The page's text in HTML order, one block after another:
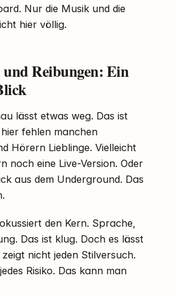
Nur die Musik und die
hier völlig.
und Reibungen: Ein
lässt etwas weg. Das ist
fehlen manchen
Hörern Lieblinge. Vielleicht
noch eine Live-Version. Oder
aus dem Underground. Das
den Kern. Sprache,
Das ist klug. Doch es lässt
zeigt nicht jeden Stilversuch.
Risiko. Das kann man